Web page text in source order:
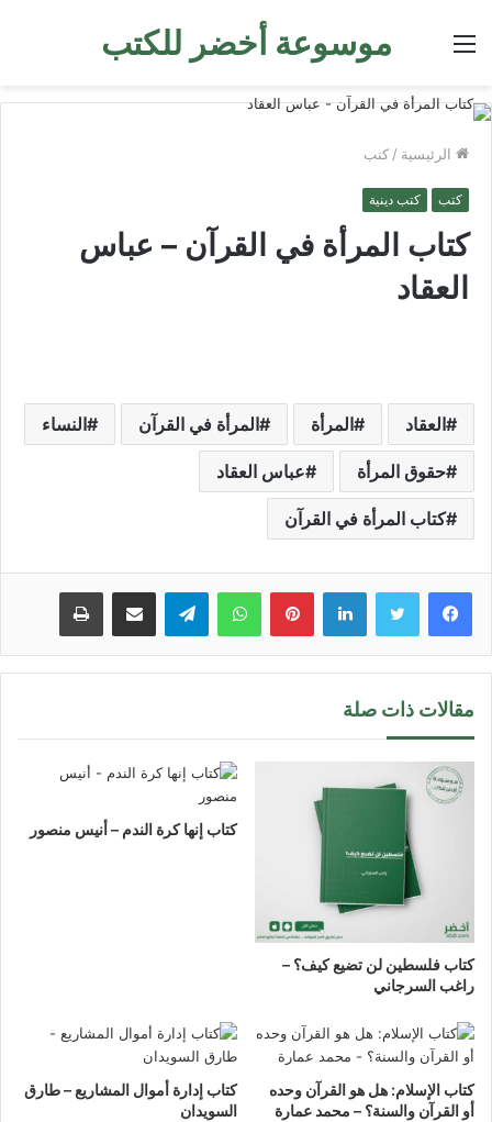
موسوعة أخضر للكتب القائمة
الرئيسية / كتب
كتب كتب دينية
كتاب المرأة في القرآن – عباس
العقاد
العقاد المرأة المرأة في القرآن النساء
حقوق المرأة عباس العقاد
كتاب المرأة في القرآن
لينكدإن بينتيريستواتساب تيلقرام مشاركة عبر البريد طباعة
مقالات ذات صلة
كتاب فلسطين لن تضيع كيف؟ –
راغب السرجاني
كتاب إنها كرة الندم – أنيس منصور
كتاب الإسلام: هل هو القرآن وحده
أو القرآن والسنة؟ – محمد عمارة
كتاب إدارة أموال المشاريع – طارق
السويدان